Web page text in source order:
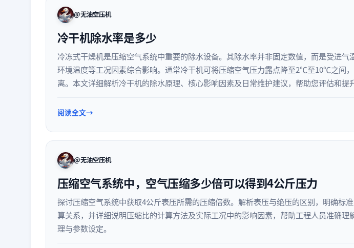
@无油空压机
冷干机除水率是多少
冷冻式干燥机是压缩空气系统中重要的除水设备。其除水率并非固定数值，而是受进气
环境温度等工况因素综合影响。通常冷干机可将压缩空气压力露点降至2℃至10℃之间
离。本文详细解析冷干机的除水原理、核心影响因素及日常维护建议，帮助您评估和提
阅读全文
@无油空压机
压缩空气系统中，空气压缩多少倍可以得到4公斤压力
探讨压缩空气系统中获取4公斤表压所需的压缩倍数。解析表压与绝压的区别，明确标
算关系，并详细说明压缩比的计算方法及实际工况中的影响因素，帮助工程人员准确理
理与参数设定。